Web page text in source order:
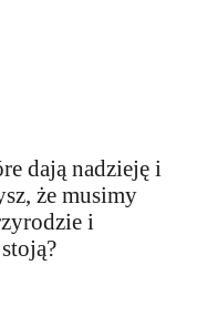
dają nadzieję i
że musimy
i